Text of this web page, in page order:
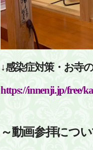
↓感染症対策・お寺
https://innenji.jp/free/
～動画参拝につ